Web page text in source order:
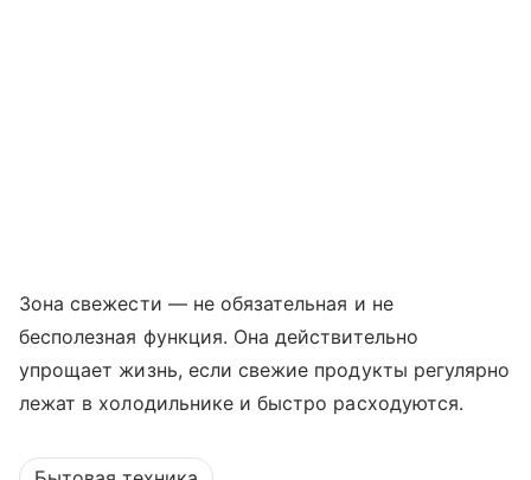
Зона свежести — не обязательная и не
бесполезная функция. Она действительно
упрощает жизнь, если свежие продукты регулярно
лежат в холодильнике и быстро расходуются.